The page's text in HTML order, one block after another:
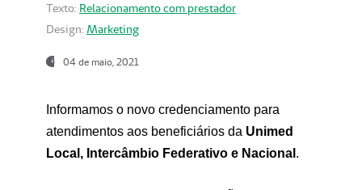
Texto: Relacionamento com prestador
Design: Marketing
04 de maio, 2021
Informamos o novo credenciamento para
atendimentos aos beneficiários da Unimed
Local, Intercâmbio Federativo e Nacional .